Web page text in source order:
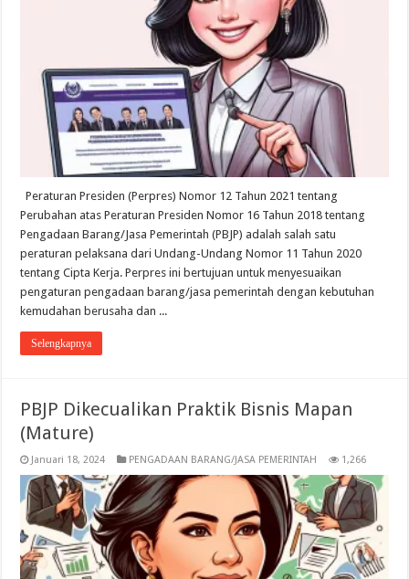
Peraturan Presiden (Perpres) Nomor 12 Tahun 2021 tentang
Perubahan atas Peraturan Presiden Nomor 16 Tahun 2018 tentang
Pengadaan Barang/Jasa Pemerintah (PBJP) adalah salah satu
peraturan pelaksana dari Undang-Undang Nomor 11 Tahun 2020
tentang Cipta Kerja. Perpres ini bertujuan untuk menyesuaikan
pengaturan pengadaan barang/jasa pemerintah dengan kebutuhan
kemudahan berusaha dan ...
Selengkapnya
PBJP Dikecualikan Praktik Bisnis Mapan
(Mature)
Januari 18, 2024 PENGADAAN BARANG/JASA PEMERINTAH 1,266